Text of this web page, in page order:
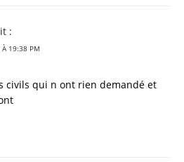
:
À 19:38 PM
civils qui n ont rien demandé et